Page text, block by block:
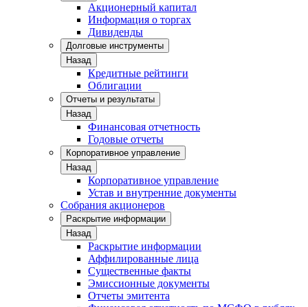
Акционерный капитал
Информация о торгах
Дивиденды
Долговые инструменты
Назад
Кредитные рейтинги
Облигации
Отчеты и результаты
Назад
Финансовая отчетность
Годовые отчеты
Корпоративное управление
Назад
Корпоративное управление
Устав и внутренние документы
Собрания акционеров
Раскрытие информации
Назад
Раскрытие информации
Аффилированные лица
Существенные факты
Эмиссионные документы
Отчеты эмитента